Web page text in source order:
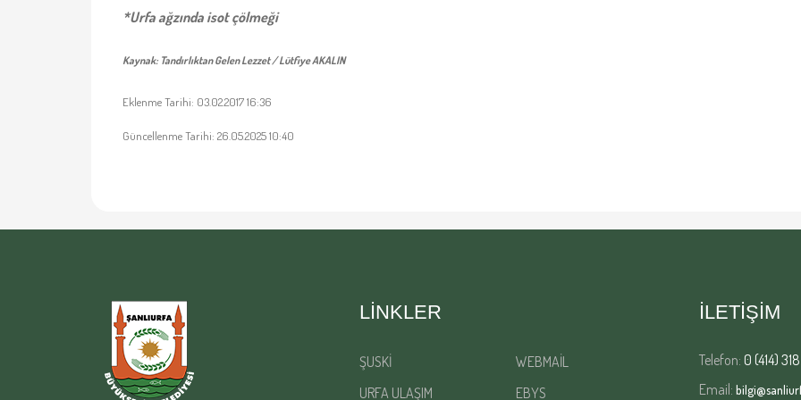
*Urfa ağzında isot çölmeği
Kaynak: Tandırlıktan Gelen Lezzet / Lütfiye AKALIN
Eklenme Tarihi: 03.02.2017 16:36
Güncellenme Tarihi: 26.05.2025 10:40
LINKLER
ŞUSKİ
WEBMAİL
URFA ULAŞIM
EBYS
İLETİŞİM
Telefon: 0 (414)
Email: